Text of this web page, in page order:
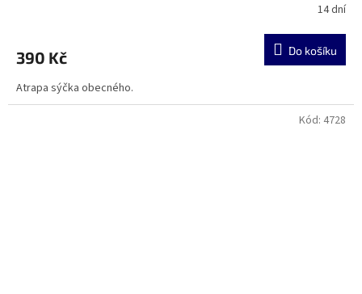
14 dní
390 Kč Do košíku
Atrapa sýčka obecného.
Kód: 4728